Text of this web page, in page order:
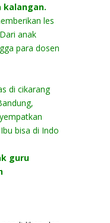
kalangan.
les
anak
para dosen
di cikarang
bisa di Indo
guru